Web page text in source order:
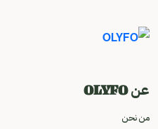
عن OLYFO
من نحن